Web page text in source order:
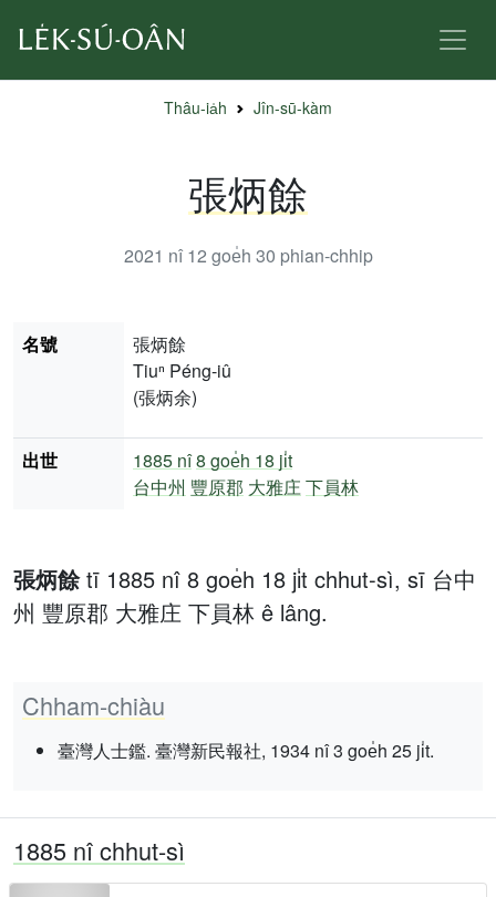
Thâu-ia̍h Jîn-sū-kàm
張炳餘
2021 nî 12 goe̍h 30 phian-chhip
張炳餘tī 1885 nî 8 goe̍h 18 ji̍t chhut-sì, sī 台中
州 豐原郡 大雅庄 下員林 ê lâng.
Chham-chiàu
臺灣人士鑑. 臺灣新民報社, 1934 nî 3 goe̍h 25 ji̍t.
名號
張炳餘
Tiuⁿ Péng-iû
(張炳余)
出世 1885 nî8 goe̍h 18 ji̍t
台中州 豐原郡 大雅庄下員林
1885 nî chhut-sì